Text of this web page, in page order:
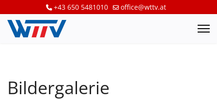
+43 650 5481010 office@wttv.at
Bildergalerie